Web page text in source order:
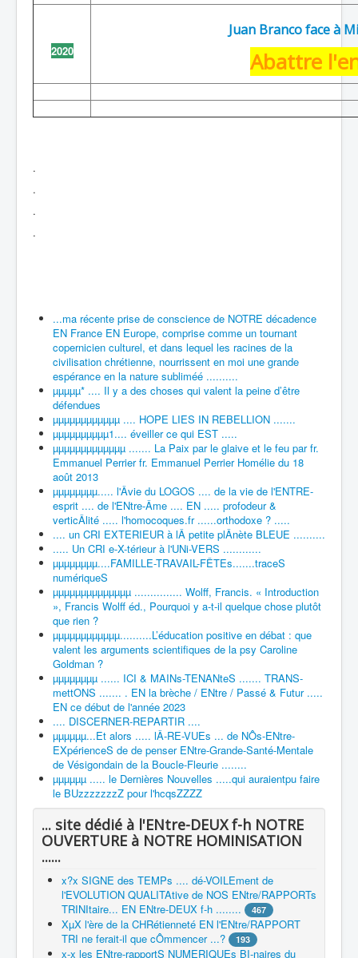
2020
Juan Branco face à
Abattre
.
.
.
.
...ma récente prise de conscience de NOTRE décadence
EN France EN Europe, comprise comme un tournant
copernicien culturel, et dans lequel les racines de la
civilisation chrétienne, nourrissent en moi une grande
espérance en la nature subliméé ..........
µµµµµ* .... Il y a des choses qui valent la peine d’être
défendues
µµµµµµµµµµµµ .... HOPE LIES IN REBELLION .......
µµµµµµµµµµ1.... éveiller ce qui EST .....
µµµµµµµµµµµµµ ....... La Paix par le glaive et le feu par fr.
Emmanuel Perrier fr. Emmanuel Perrier Homélie du 18
août 2013
µµµµµµµµ..... l'Âvie du LOGOS .... de la vie de l'ENTRE-
esprit .... de l'ENtre-Âme .... EN ..... profodeur &
verticÂlité ..... l'homocoques.fr ......orthodoxe ? .....
.... un CRI EXTERIEUR à lÂ petite plÂnète BLEUE ..........
..... Un CRI e-X-térieur à l'UNi-VERS ............
µµµµµµµµ....FAMILLE-TRAVAIL-FÊTEs.......traceS
numériqueS
µµµµµµµµµµµµµµ ............... Wolff, Francis. « Introduction
», Francis Wolff éd., Pourquoi y a-t-il quelque chose plutôt
que rien ?
µµµµµµµµµµµµ..........L’éducation positive en débat : que
valent les arguments scientifiques de la psy Caroline
Goldman ?
µµµµµµµµ ...... ICI & MAINs-TENANteS ....... TRANS-
mettONS ....... . EN la brèche / ENtre / Passé & Futur .....
EN ce début de l'année 2023
.... DISCERNER-REPARTIR ....
µµµµµµ...Et alors ..... lÂ-RE-VUEs ... de NÔs-ENtre-
EXpérienceS de de penser ENtre-Grande-Santé-Mentale
de Vésigondain de la Boucle-Fleurie ........
µµµµµµ ..... le Dernières Nouvelles .....qui auraientpu faire
le BUzzzzzzzZ pour l'hcqsZZZZ
... site dédié à l'ENtre-DEUX f-h NOTRE
OUVERTURE à NOTRE HOMINISATION
......
x?x SIGNE des TEMPs .... dé-VOILEment de
l'EVOLUTION QUALITAtive de NOS ENtre/RAPPORTs
TRINItaire... EN ENtre-DEUX f-h ........
467
XµX l'ère de la CHRétienneté EN l'ENtre/RAPPORT
TRI ne ferait-il que cÔmmencer ...?
193
x-x les ENtre-rapportS NUMERIQUEs BI-naires du